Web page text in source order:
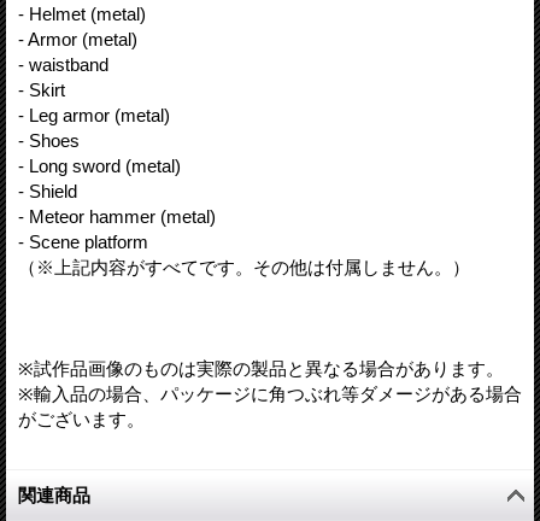
- Helmet (metal)
- Armor (metal)
- waistband
- Skirt
- Leg armor (metal)
- Shoes
- Long sword (metal)
- Shield
- Meteor hammer (metal)
- Scene platform
（※上記内容がすべてです。その他は付属しません。）
※試作品画像のものは実際の製品と異なる場合があります。
※輸入品の場合、パッケージに角つぶれ等ダメージがある場合
がございます。
関連商品